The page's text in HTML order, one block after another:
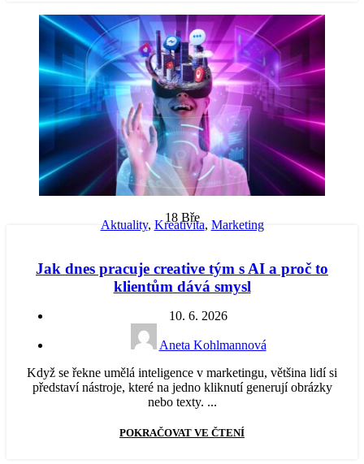
18 Bře
Aktuality, Kreativita, Marketing
Jak dnes pracuje creative tým s AI a proč to
klientům dává smysl
10. 6. 2026
Aneta Kohlmannová
Když se řekne umělá inteligence v marketingu, většina lidí si
představí nástroje, které na jedno kliknutí generují obrázky
nebo texty. ...
POKRAČOVAT VE ČTENÍ